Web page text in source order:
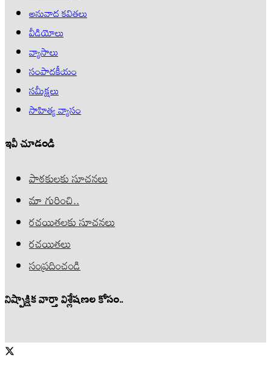
అనువాద కవితలు
వీడియోలు
వ్యాసాలు
సంపాదకీయం
సమీక్షలు
సాహిత్య వ్యాసం
ఇవీ చూడండి
పాఠకులకు సూచనలు
మా గురించి..
రచయితలకు సూచనలు
రచయితలు
సంప్రదించండి
నిష్పాక్షిక వార్తా విశ్లేషణల కోసం..